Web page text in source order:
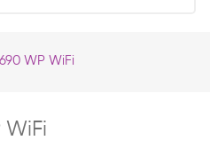
WP WiFi
WiFi